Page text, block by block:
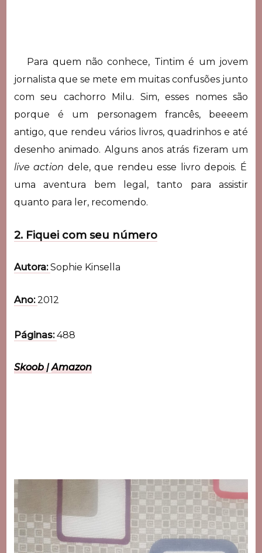
Para quem não conhece, Tintim é um jovem
jornalista que se mete em muitas confusões junto
com seu cachorro Milu. Sim, esses nomes são
porque é um personagem francês, beeeem
antigo, que rendeu vários livros, quadrinhos e até
desenho animado. Alguns anos atrás fizeram um
live action dele, que rendeu esse livro depois. É
uma aventura bem legal, tanto para assistir
quanto para ler, recomendo.
2. Fiquei com seu número
Autora:Sophie Kinsella
Ano:2012
Páginas:488
Skoob|Amazon